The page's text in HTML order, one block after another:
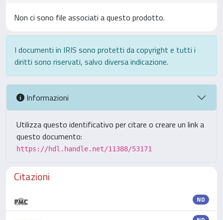
Non ci sono file associati a questo prodotto.
I documenti in IRIS sono protetti da copyright e tutti i
diritti sono riservati, salvo diversa indicazione.
Informazioni
Utilizza questo identificativo per citare o creare un link a
questo documento:
https://hdl.handle.net/11388/53171
Citazioni
ND